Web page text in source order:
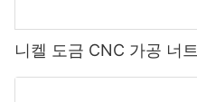
니켈 도금 CNC 가공 너트